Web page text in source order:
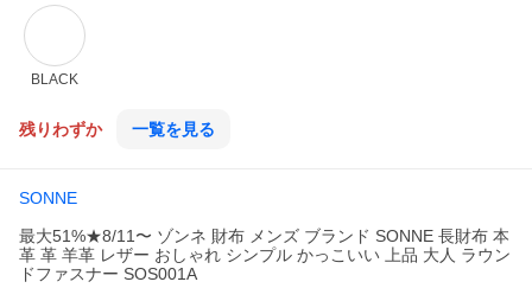
BLACK
残りわずか 一覧を見る
SONNE
最大51%★8/11〜 ゾンネ 財布 メンズ ブランド SONNE 長財布 本
革 革 羊革 レザー おしゃれ シンプル かっこいい 上品 大人 ラウン
ドファスナー SOS001A